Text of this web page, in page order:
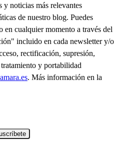
y noticias más relevantes
de nuestro blog. Puedes
en cualquier momento a través del
incluido en cada newsletter y/o
rectificación, supresión,
y portabilidad
. Más información en la